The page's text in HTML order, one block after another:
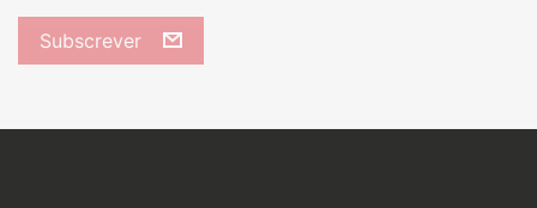
Subscrever